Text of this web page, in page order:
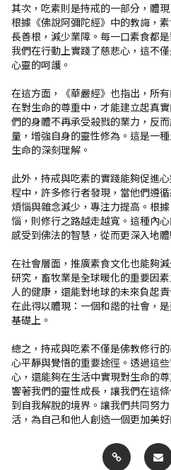
其次，吃素則是持戒的一部分，體
根據《佛說阿彌陀經》中的教誨，
長善根，減少業障。每一口素食都
我們在行動上實踐了慈悲心，這不
心靈的呵護。
在這方面，《華嚴經》也指出，所
在對生命的尊重中，才能建立起真
們的身體不再承受殺戮的業力，反
量，增強自身的靈性修為。這是一
生命的深刻理解。
此外，持戒與吃素的實踐能夠促進
程中，許多修行者發現，當他們遵
煩惱與雜念減少，專注力提高。根
惱，則修行之路越走越寬。這種內
感受到佛法的智慧，從而更深入地
在社會層面，推廣素食文化也能夠
研究，畜牧業是全球暖化的重要因
人的健康，還能對地球的未來負起
在此得以體現：一個和諧的社會，
基礎上。
總之，持戒與吃素不僅是佛教修行
心平靜與覺悟的重要途徑。透過這
心，還能夠在生活中實現對生命的
響著我們的靈性成長，讓我們在這
到自我解脫的境界。讓我們共同努
活，為自己和他人創造一個更加美好